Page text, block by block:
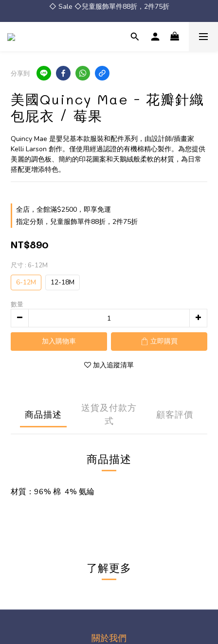
◇ Sale ◇兒童服飾單件88折，2件75折
◇ Sale ◇兒童服飾單件88折，2件75折
全館消費滿 $2500 免運
分享到
美國Quincy Mae - 花瓣針織
包屁衣 / 莓果
Quincy Mae 是嬰兒基本款服裝和配件系列，由設計師/插畫家
Kelli Larson 創作。僅使用經過認證的有機棉精心製作。為您提供
美麗的調色板、簡約的印花圖案和天鵝絨般柔軟的材質，為日常
搭配更增添特色。
全店，全館滿$2500，即享免運
指定分類，兒童服飾單件88折，2件75折
NT$890
尺寸 : 6-12M
6-12M 12-18M
數量
加入購物車 立即購買
加入追蹤清單
商品描述
送貨及付款方
式
顧客評價
商品描述
材質 ：96% 棉 4% 氨綸
了解更多
關於我們